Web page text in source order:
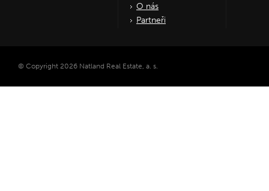
O nás
Partneři
© Copyright 2026 Natland Real Estate, a. s.